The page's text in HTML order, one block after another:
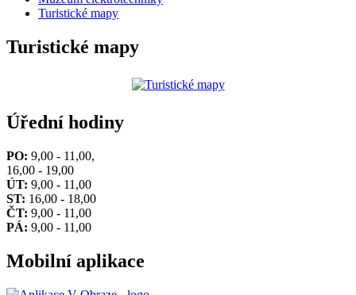
Turistické mapy
Turistické mapy
Úřední hodiny
PO: 9,00 - 11,00,
16,00 - 19,00
ÚT: 9,00 - 11,00
ST: 16,00 - 18,00
ČT: 9,00 - 11,00
PÁ: 9,00 - 11,00
Mobilní aplikace